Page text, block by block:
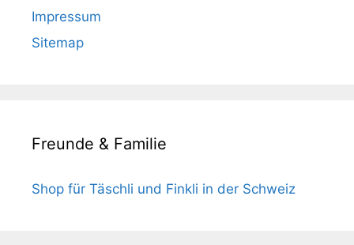
Impressum
Sitemap
Freunde & Familie
Shop für Täschli und Finkli in der Schweiz